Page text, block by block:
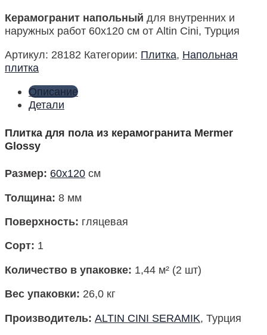
Керамогранит напольный для внутренних и
наружных работ 60х120 см от Altin Cini, Турция
Артикул: 28182 Категории: Плитка, Напольная
плитка
Описание
Детали
Плитка для пола из керамогранита Mermer
Glossy
Размер: 60х120 см
Толщина: 8 мм
Поверхность: гляцевая
Сорт: 1
Количество в упаковке: 1,44 м² (2 шт)
Вес упаковки: 26,0 кг
Производитель: ALTIN CINI SERAMIK, Турция